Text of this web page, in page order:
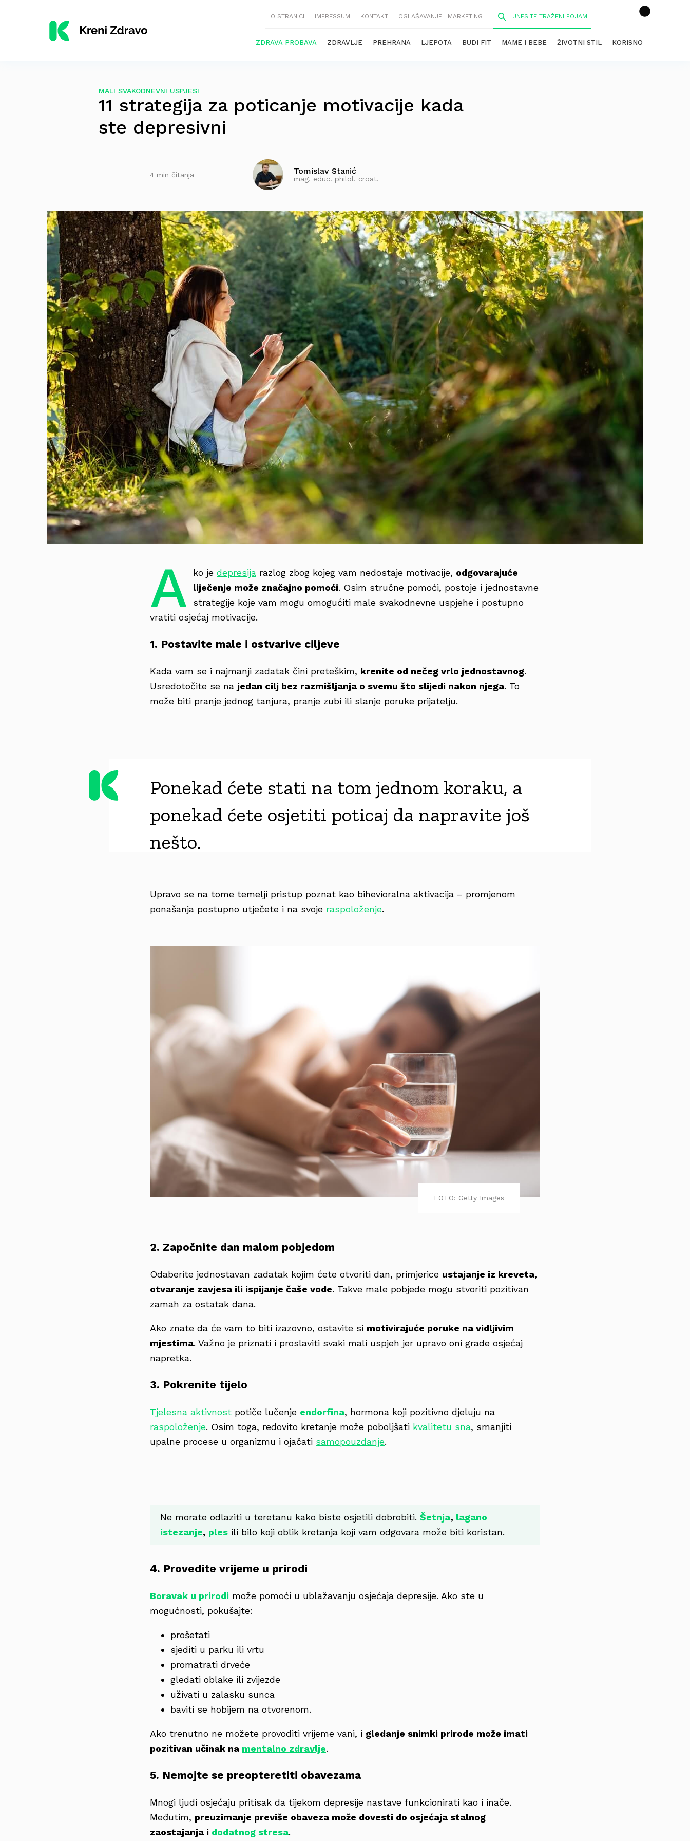
O STRANICI IMPRESSUM KONTAKT OGLAŠAVANJE I MARKETING
ZDRAVA PROBAVA ZDRAVLJE PREHRANA LJEPOTA BUDI FIT MAME I BEBE ŽIVOTNI STIL KORISNO
MALI SVAKODNEVNI USPJESI
11 strategija za poticanje motivacije kada
ste depresivni
4 min čitanja Tomislav Stanić
mag. educ. philol. croat.
A ko je depresija razlog zbog kojeg vam nedostaje motivacije, odgovarajuće
liječenje može značajno pomoći. Osim stručne pomoći, postoje i jednostavne
strategije koje vam mogu omogućiti male svakodnevne uspjehe i postupno
vratiti osjećaj motivacije.
1. Postavite male i ostvarive ciljeve
Kada vam se i najmanji zadatak čini preteškim, krenite od nečeg vrlo jednostavnog.
Usredotočite se na jedan cilj bez razmišljanja o svemu što slijedi nakon njega. To
može biti pranje jednog tanjura, pranje zubi ili slanje poruke prijatelju.
Ponekad ćete stati na tom jednom koraku, a
ponekad ćete osjetiti poticaj da napravite još
nešto.
Upravo se na tome temelji pristup poznat kao bihevioralna aktivacija – promjenom
ponašanja postupno utječete i na svoje raspoloženje.
FOTO: Getty Images
2. Započnite dan malom pobjedom
Odaberite jednostavan zadatak kojim ćete otvoriti dan, primjerice ustajanje iz kreveta,
otvaranje zavjesa ili ispijanje čaše vode. Takve male pobjede mogu stvoriti pozitivan
zamah za ostatak dana.
Ako znate da će vam to biti izazovno, ostavite si motivirajuće poruke na vidljivim
mjestima. Važno je priznati i proslaviti svaki mali uspjeh jer upravo oni grade osjećaj
napretka.
3. Pokrenite tijelo
Tjelesna aktivnost potiče lučenje endorfina, hormona koji pozitivno djeluju na
raspoloženje. Osim toga, redovito kretanje može poboljšati kvalitetu sna, smanjiti
upalne procese u organizmu i ojačati samopouzdanje.
Ne morate odlaziti u teretanu kako biste osjetili dobrobiti. Šetnja, lagano
istezanje, ples ili bilo koji oblik kretanja koji vam odgovara može biti koristan.
4. Provedite vrijeme u prirodi
Boravak u prirodi može pomoći u ublažavanju osjećaja depresije. Ako ste u
mogućnosti, pokušajte:
prošetati
sjediti u parku ili vrtu
promatrati drveće
gledati oblake ili zvijezde
uživati u zalasku sunca
baviti se hobijem na otvorenom.
Ako trenutno ne možete provoditi vrijeme vani, i gledanje snimki prirode može imati
pozitivan učinak na mentalno zdravlje.
5. Nemojte se preopteretiti obavezama
Mnogi ljudi osjećaju pritisak da tijekom depresije nastave funkcionirati kao i inače.
Međutim, preuzimanje previše obaveza može dovesti do osjećaja stalnog
zaostajanja i dodatnog stresa.